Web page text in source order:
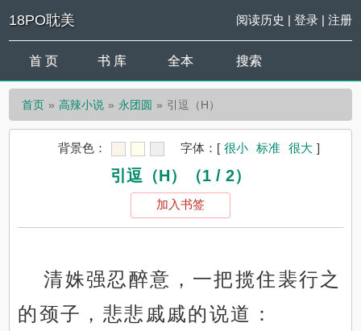
18PO耽美 阅读历史 | 登录| 注册
首 页 书 库 全本 搜索
首页 高辣小说 永团圆 引逗（H）
背景色： 字体： [ 很小 标准 很大 ]
引逗（H）（1 / 2）
加入书签
清姝强忍醉意，一把揽住裴行之
的颈子，悲悲戚戚的说道：